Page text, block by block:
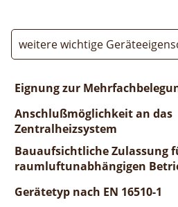
weitere wichtige
Eignung zur
Anschlußmöglichkeit an das
Zentralheizsystem
Bauaufsichtliche Zulassung
raumluftunabhängigen
Gerätetyp nach EN 16510-1